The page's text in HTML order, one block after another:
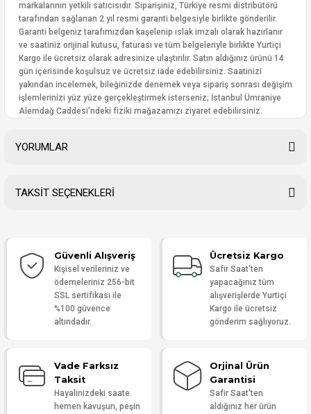
markalarının yetkili satıcısıdır. Siparişiniz, Türkiye resmi distribütörü
tarafından sağlanan 2 yıl resmi garanti belgesiyle birlikte gönderilir.
Garanti belgeniz tarafımızdan kaşelenip ıslak imzalı olarak hazırlanır
ve saatiniz orijinal kutusu, faturası ve tüm belgeleriyle birlikte Yurtiçi
Kargo ile ücretsiz olarak adresinize ulaştırılır. Satın aldığınız ürünü 14
gün içerisinde koşulsuz ve ücretsiz iade edebilirsiniz. Saatinizi
yakından incelemek, bileğinizde denemek veya sipariş sonrası değişim
işlemlerinizi yüz yüze gerçekleştirmek isterseniz; İstanbul Ümraniye
Alemdağ Caddesi’ndeki fiziki mağazamızı ziyaret edebilirsiniz.
YORUMLAR
Yorum Yaz
TAKSİT SEÇENEKLERİ
Güvenli Alışveriş
Kişisel verileriniz ve
ödemeleriniz 256-bit
SSL sertifikası ile
%100 güvence
altındadır.
Ücretsiz Kargo
Safir Saat'ten
yapacağınız tüm
alışverişlerde Yurtiçi
Kargo ile ücretsiz
gönderim sağlıyoruz.
Vade Farksız
Taksit
Hayalinizdeki saate
hemen kavuşun, peşin
Orjinal Ürün
Garantisi
Safir Saat'ten
aldığınız her ürün